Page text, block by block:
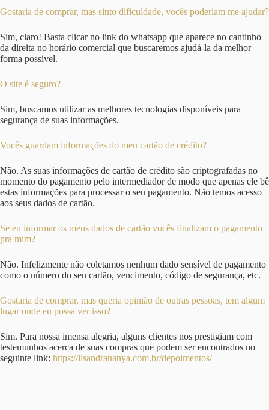
Gostaria de comprar, mas sinto dificuldade, vocês poderiam me ajudar?
Sim, claro! Basta clicar no link do whatsapp que aparece no cantinho
da direita no horário comercial que buscaremos ajudá-la da melhor
forma possível.
O site é seguro?
Sim, buscamos utilizar as melhores tecnologias disponíveis para
segurança de suas informações.
Vocês guardam informações do meu cartão de crédito?
Não. As suas informações de cartão de crédito são criptografadas no
momento do pagamento pelo intermediador de modo que apenas ele bê
estas informações para processar o seu pagamento. Não temos acesso
aos seus dados de cartão.
Se eu informar os meus dados de cartão vocês finalizam o pagamento
pra mim?
Não. Infelizmente não coletamos nenhum dado sensível de pagamento
como o número do seu cartão, vencimento, código de segurança, etc.
Gostaria de comprar, mas queria opinião de outras pessoas, tem algum
lugar onde eu possa ver isso?
Sim. Para nossa imensa alegria, alguns clientes nos prestigiam com
testemunhos acerca de suas compras que podem ser encontrados no
seguinte link: https://lisandrananya.com.br/depoimentos/